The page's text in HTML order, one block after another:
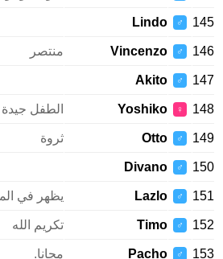
♂
Lindo
♂
Vincenzo منتصر
♂
Akito
♀
Yoshiko الطفل جيدة
♂
Otto ثروة
♂
Divano
♂
Lazlo يظهر في المجر
♂
Timo تكريم الله
♂
Pacho مجانا.